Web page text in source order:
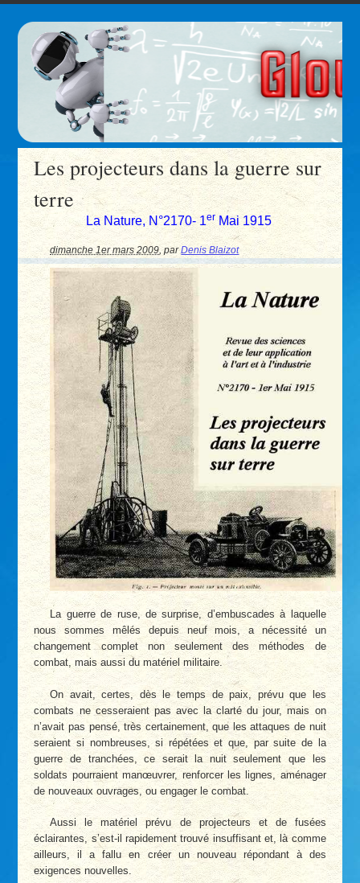
Les projecteurs dans la guerre sur
terre
La Nature, N°2170- 1er Mai 1915
dimanche 1er mars 2009 ,parDenis Blaizot
La guerre de ruse, de surprise, d’embuscades à laquelle
nous sommes mêlés depuis neuf mois, a nécessité un
changement complet non seulement des méthodes de
combat, mais aussi du matériel militaire.
On avait, certes, dès le temps de paix, prévu que les
combats ne cesseraient pas avec la clarté du jour, mais on
n’avait pas pensé, très certainement, que les attaques de nuit
seraient si nombreuses, si répétées et que, par suite de la
guerre de tranchées, ce serait la nuit seulement que les
soldats pourraient manœuvrer, renforcer les lignes, aménager
de nouveaux ouvrages, ou engager le combat.
Aussi le matériel prévu de projecteurs et de fusées
éclairantes, s’est-il rapidement trouvé insuffisant et, là comme
ailleurs, il a fallu en créer un nouveau répondant à des
exigences nouvelles.